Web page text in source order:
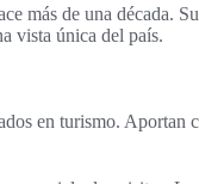
más de una década.
vista única del país.
en turismo. Aportan